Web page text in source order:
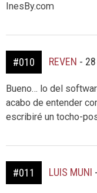
InesBy.com
#010 REVEN -
Bueno… lo del
acabo de entender
escribiré un tocho-
#011 LUIS MUNI -